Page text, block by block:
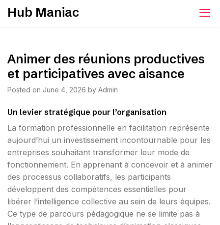
SkipHub Maniac
Animer des réunions productives
et participatives avec aisance
Posted on June 4, 2026 by Admin
Un levier stratégique pour l’organisation
La formation professionnelle en facilitation représente
aujourd’hui un investissement incontournable pour les
entreprises souhaitant transformer leur mode de
fonctionnement. En apprenant à concevoir et à animer
des processus collaboratifs, les participants
développent des compétences essentielles pour
libérer l’intelligence collective au sein de leurs équipes.
Ce type de parcours pédagogique ne se limite pas à